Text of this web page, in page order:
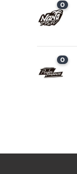
0
0